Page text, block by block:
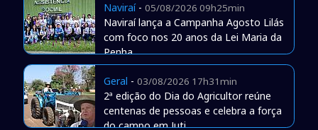
Naviraí- 05/08/2026 09h25min
Naviraí lança a Campanha Agosto Lilás
com foco nos 20 anos da Lei Maria da
Penha
Geral - 03/08/2026 17h31min
2ª edição do Dia do Agricultor reúne
centenas de pessoas e celebra a força
do campo em Juti